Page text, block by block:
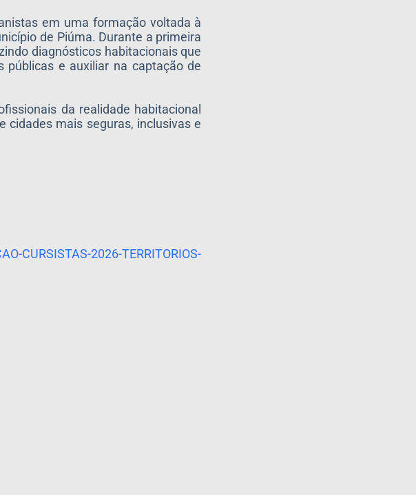
em uma formação voltada à
de Piúma. Durante a primeira
diagnósticos habitacionais que
e auxiliar na captação de
da realidade habitacional
cidades mais seguras, inclusivas e
CURSISTAS-2026-TERRITORIOS-